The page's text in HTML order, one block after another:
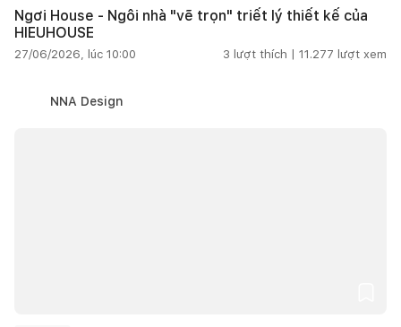
Ngơi House - Ngôi nhà "vẽ trọn" triết lý thiết kế của
HIEUHOUSE
27/06/2026, lúc 10:00 3 lượt thích | 11.277 lượt xem
NNA Design